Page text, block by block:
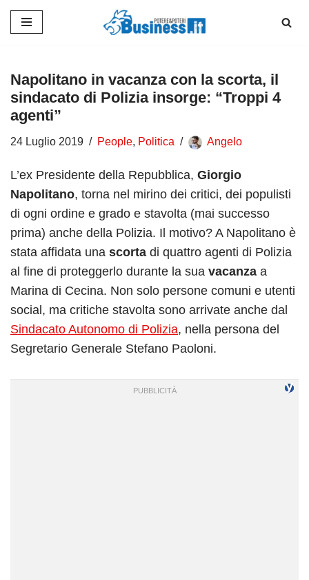
contenuto
Napolitano in vacanza con la scorta, il
sindacato di Polizia insorge: “Troppi 4
agenti”
24 Luglio 2019 People, Politica Angelo
L’ex Presidente della Repubblica, Giorgio
Napolitano, torna nel mirino dei critici, dei populisti
di ogni ordine e grado e stavolta (mai successo
prima) anche della Polizia. Il motivo? A Napolitano è
stata affidata una scorta di quattro agenti di Polizia
al fine di proteggerlo durante la sua vacanza a
Marina di Cecina. Non solo persone comuni e utenti
social, ma critiche stavolta sono arrivate anche dal
Sindacato Autonomo di Polizia, nella persona del
Segretario Generale Stefano Paoloni.